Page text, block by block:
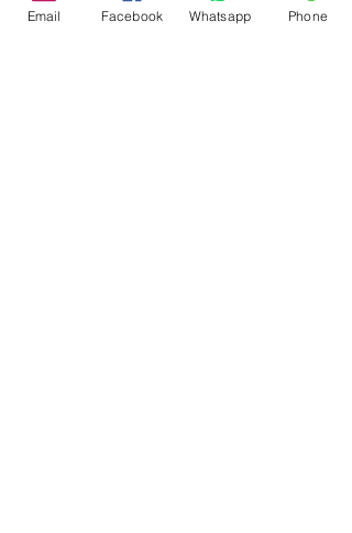
cuerpo):Su composición
Email Facebook Whatsapp Phone